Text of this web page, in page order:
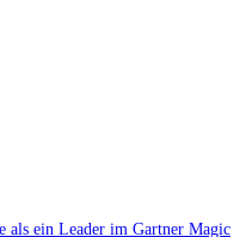
als ein Leader im Gartner Magic